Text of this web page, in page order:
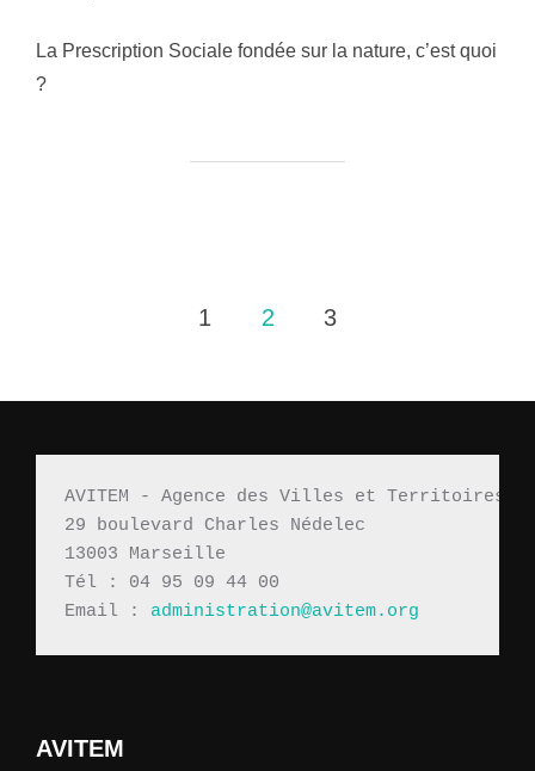
La Prescription Sociale fondée sur la nature, c’est quoi
?
des
publications
1 2 3
AVITEM - Agence des Villes et Territoires
29 boulevard Charles Nédelec
13003 Marseille
Tél : 04 95 09 44 00
Email : administration@avitem.org
AVITEM